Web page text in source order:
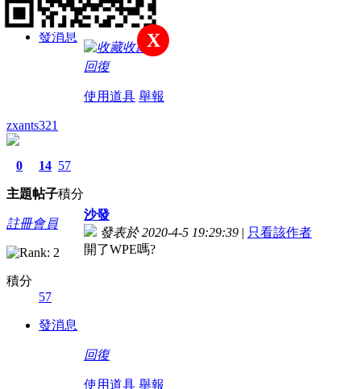
31
發消息
x
收藏
回復
使用道具 舉報
zxants321
0
主題
14
帖子
57
積分
註冊會員
積分
57
發消息
沙發
發表於 2020-4-5 19:29:39 | 只看該作者
開了WPE嗎?
回復
使用道具 舉報
X